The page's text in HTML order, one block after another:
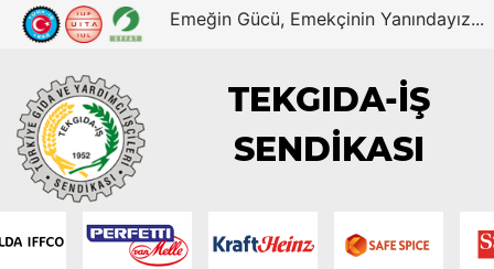
Emeğin Gücü, Emekçinin Yanındayız...
TEKGIDA-İŞ
SENDİKASI